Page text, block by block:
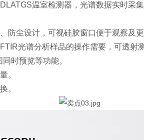
温室检测器，光谱数据实时采
防尘设计，可视硅胶窗口便于观察及更
光谱分析样品的操作需要，可透射
时预览等功能。
。
。